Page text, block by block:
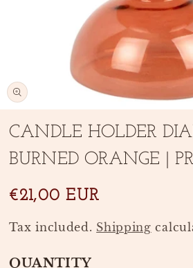
media
modal
CANDLE HOLDER
BURNED ORANGE |
€21,00 EUR
Tax included. Shipping
QUANTITY